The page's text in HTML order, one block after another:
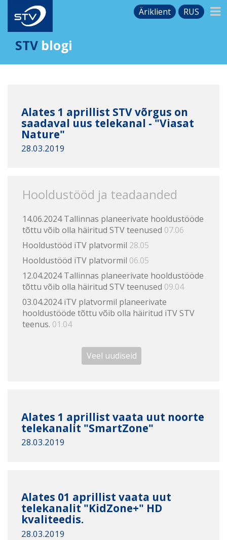
Äriklient RUS
STV blogi
Alates 1 aprillist STV võrgus on
saadaval uus telekanal - "Viasat
Nature"
28.03.2019
Hooldustööd ja teadaanded
14.06.2024 Tallinnas planeerivate hooldustööde
tõttu võib olla häiritud STV teenused 07.06
Hooldustööd iTV platvormil 28.05
Hooldustööd iTV platvormil 06.05
12.04.2024 Tallinnas planeerivate hooldustööde
tõttu võib olla häiritud STV teenused 09.04
03.04.2024 iTV platvormil planeerivate
hooldustööde tõttu võib olla häiritud iTV STV
teenus. 01.04
Veel uudiseid
Alates 1 aprillist vaata uut noorte
telekanalit "SmartZone"
28.03.2019
Alates 01 aprillist vaata uut
telekanalit "KidZone+" HD
kvaliteedis.
28.03.2019